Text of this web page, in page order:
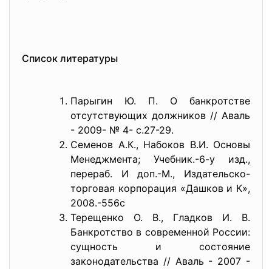
Список литературы
Парыгин Ю. П. О банкротстве
отсутствующих должников // Аваль
- 2009- № 4- с.27-29.
Семенов А.К., Набоков В.И. Основы
Менеджмента; Учебник.-6-у изд.,
перераб. И доп.-М., Издательско-
торговая корпорация «Дашков и К»,
2008.-556с
Терещенко О. В., Гладков И. В.
Банкротство в современной России:
сущность и состояние
законодательства // Аваль - 2007 -